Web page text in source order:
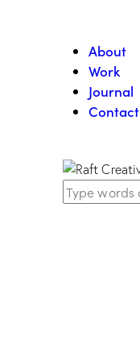
About
Work
Journal
Contact